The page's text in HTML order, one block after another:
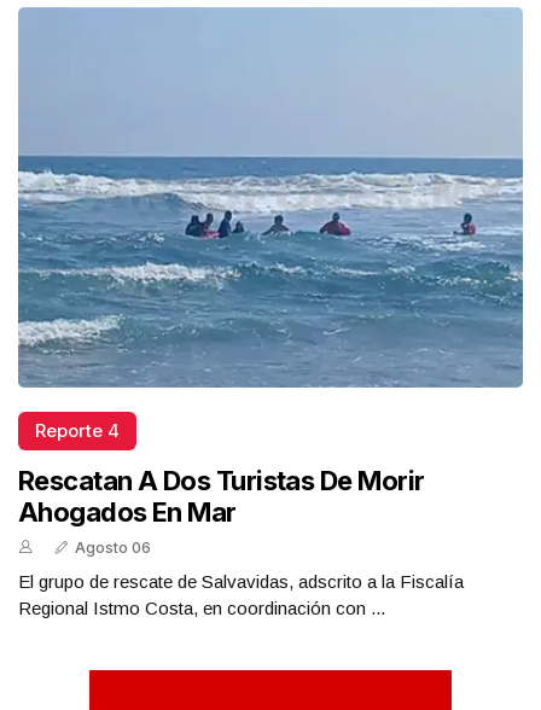
Reporte 4
Rescatan A Dos Turistas De Morir
Ahogados En Mar
Agosto 06
El grupo de rescate de Salvavidas, adscrito a la Fiscalía
Regional Istmo Costa, en coordinación con ...